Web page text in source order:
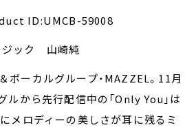
ID:UMCB-59008
ジック 山崎純
ボーカルグループ・MAZZEL。11月
から先行配信中の「Only You」は
メロディーの美しさが耳に残るミ